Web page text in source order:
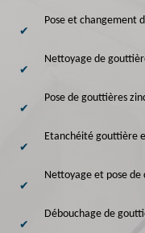
Pose et changement
Nettoyage de
Pose de gouttières
Etanchéité gouttière
Nettoyage et pose de
Débouchage de